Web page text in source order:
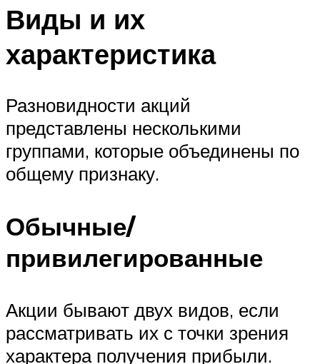
Виды и их
характеристика
Разновидности акций
представлены несколькими
группами, которые объединены по
общему признаку.
Обычные/
привилегированные
Акции бывают двух видов, если
рассматривать их с точки зрения
характера получения прибыли.